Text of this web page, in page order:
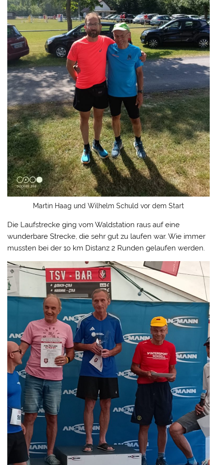
Martin Haag und Wilhelm Schuld vor dem Start
Die Laufstrecke ging vom Waldstation raus auf eine
wunderbare Strecke, die sehr gut zu laufen war. Wie immer
mussten bei der 1o km Distanz 2 Runden gelaufen werden.